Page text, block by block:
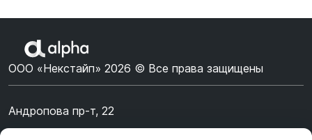
ООО «Некстайп» 2026 © Все права защищены
Андропова пр-т, 22